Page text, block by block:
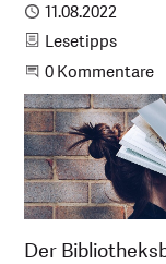
Publiziert
11.08.2022
Kategorie
Lesetipps
Beginne eine
0 Kommentare
Der